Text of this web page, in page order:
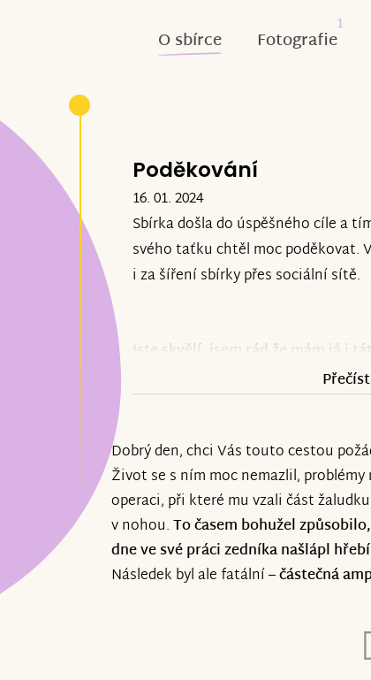
O sbírce Fotografie
1
Poděkování
16. 01. 2024
Sbírka došla do úspěšného cíle a
svého taťku chtěl moc poděkovat.
i za šíření sbírky přes sociální sítě.
Jste skvělí, jsem rád že mám já i
JEŠTĚ JEDNOU VELKÉ DÍKY!!!
(tím děkuji i lidem kteří nás
aby se někdo neurazil)
Aktuálně se již řeší jen papíry, s
bude papírově vyřešeno tak
Dobrý den, chci Vás touto cestou
Život se s ním moc nemazlil,
operaci, při které mu vzali část
v nohou.To časem bohužel
dne ve své práci zedníka našlápl
Následek byl ale fatální –částečná